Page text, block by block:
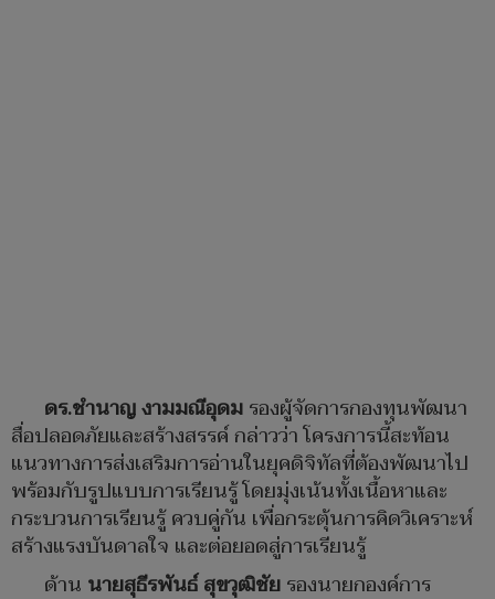
ดร.ชำนาญ งามมณีอุดมรองผู้จัดการกองทุนพัฒนา
สื่อปลอดภัยและสร้างสรรค์ กล่าวว่า โครงการนี้สะท้อน
แนวทางการส่งเสริมการอ่านในยุคดิจิทัลที่ต้องพัฒนาไป
พร้อมกับรูปแบบการเรียนรู้ โดยมุ่งเน้นทั้งเนื้อหาและ
กระบวนการเรียนรู้ ควบคู่กัน เพื่อกระตุ้นการคิดวิเคราะห์
สร้างแรงบันดาลใจ และต่อยอดสู่การเรียนรู้
ด้าน นายสุธีรพันธ์ สุขวุฒิชัยรองนายกองค์การ